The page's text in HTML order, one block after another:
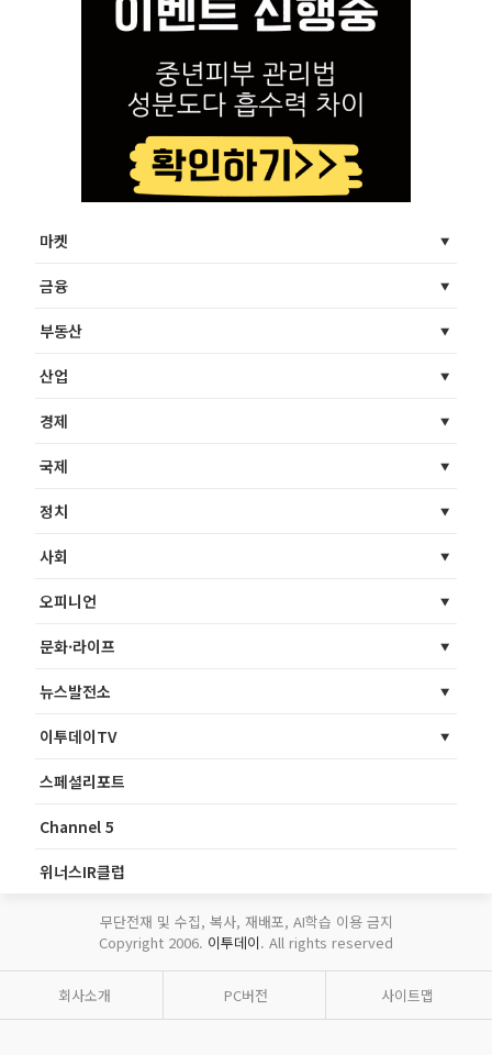
마켓
금융
부동산
산업
경제
국제
정치
사회
오피니언
문화·라이프
뉴스발전소
이투데이TV
스페셜리포트
Channel 5
위너스IR클럽
무단전재 및 수집, 복사, 재배포, AI학습 이용 금지
Copyright 2006. 이투데이. All rights reserved
회사소개 PC버전 사이트맵